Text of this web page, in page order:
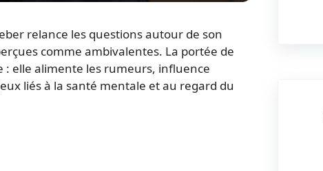
relance les questions autour de son
comme ambivalentes. La portée de
: elle alimente les rumeurs, influence
liés à la santé mentale et au regard du